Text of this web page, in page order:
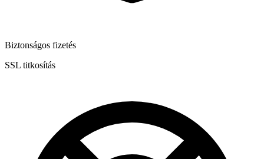
Biztonságos fizetés
SSL titkosítás